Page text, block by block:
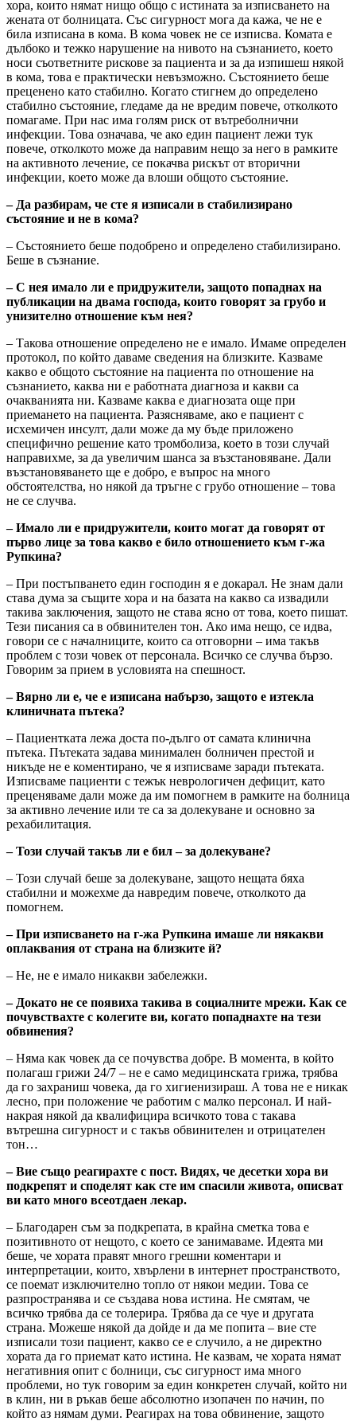
хора, които нямат нищо общо с истината за изписването на
жената от болницата. Със сигурност мога да кажа, че не е
била изписана в кома. В кома човек не се изписва. Комата е
дълбоко и тежко нарушение на нивото на съзнанието, което
носи съответните рискове за пациента и за да изпишеш някой
в кома, това е практически невъзможно. Състоянието беше
преценено като стабилно. Когато стигнем до определено
стабилно състояние, гледаме да не вредим повече, отколкото
помагаме. При нас има голям риск от вътреболнични
инфекции. Това означава, че ако един пациент лежи тук
повече, отколкото може да направим нещо за него в рамките
на активното лечение, се покачва рискът от вторични
инфекции, което може да влоши общото състояние.
– Да разбирам, че сте я изписали в стабилизирано
състояние и не в кома?
– Състоянието беше подобрено и определено стабилизирано.
Беше в съзнание.
– С нея имало ли е придружители, защото попаднах на
публикации на двама господа, които говорят за грубо и
унизително отношение към нея?
– Такова отношение определено не е имало. Имаме определен
протокол, по който даваме сведения на близките. Казваме
какво е общото състояние на пациента по отношение на
съзнанието, каква ни е работната диагноза и какви са
очакванията ни. Казваме каква е диагнозата още при
приемането на пациента. Разясняваме, ако е пациент с
исхемичен инсулт, дали може да му бъде приложено
специфично решение като тромболиза, което в този случай
направихме, за да увеличим шанса за възстановяване. Дали
възстановяването ще е добро, е въпрос на много
обстоятелства, но някой да тръгне с грубо отношение – това
не се случва.
– Имало ли е придружители, които могат да говорят от
първо лице за това какво е било отношението към г-жа
Рупкина?
– При постъпването един господин я е докарал. Не знам дали
става дума за същите хора и на базата на какво са извадили
такива заключения, защото не става ясно от това, което пишат.
Тези писания са в обвинителен тон. Ако има нещо, се идва,
говори се с началниците, които са отговорни – има такъв
проблем с този човек от персонала. Всичко се случва бързо.
Говорим за прием в условията на спешност.
– Вярно ли е, че е изписана набързо, защото е изтекла
клиничната пътека?
– Пациентката лежа доста по-дълго от самата клинична
пътека. Пътеката задава минимален болничен престой и
никъде не е коментирано, че я изписваме заради пътеката.
Изписваме пациенти с тежък неврологичен дефицит, като
преценяваме дали може да им помогнем в рамките на болница
за активно лечение или те са за долекуване и основно за
рехабилитация.
– Този случай такъв ли е бил – за долекуване?
– Този случай беше за долекуване, защото нещата бяха
стабилни и можехме да навредим повече, отколкото да
помогнем.
– При изписването на г-жа Рупкина имаше ли някакви
оплаквания от страна на близките й?
– Не, не е имало никакви забележки.
– Докато не се появиха такива в социалните мрежи. Как се
почувствахте с колегите ви, когато попаднахте на тези
обвинения?
– Няма как човек да се почувства добре. В момента, в който
полагаш грижи 24/7 – не е само медицинската грижа, трябва
да го захраниш човека, да го хигиенизираш. А това не е никак
лесно, при положение че работим с малко персонал. И най-
накрая някой да квалифицира всичкото това с такава
вътрешна сигурност и с такъв обвинителен и отрицателен
тон…
– Вие също реагирахте с пост. Видях, че десетки хора ви
подкрепят и споделят как сте им спасили живота, описват
ви като много всеотдаен лекар.
– Благодарен съм за подкрепата, в крайна сметка това е
позитивното от нещото, с което се занимаваме. Идеята ми
беше, че хората правят много грешни коментари и
интерпретации, които, хвърлени в интернет пространството,
се поемат изключително топло от някои медии. Това се
разпространява и се създава нова истина. Не смятам, че
всичко трябва да се толерира. Трябва да се чуе и другата
страна. Можеше някой да дойде и да ме попита – вие сте
изписали този пациент, какво се е случило, а не директно
хората да го приемат като истина. Не казвам, че хората нямат
негативния опит с болници, със сигурност има много
проблеми, но тук говорим за един конкретен случай, който ни
в клин, ни в ръкав беше абсолютно изопачен по начин, по
който аз нямам думи. Реагирах на това обвинение, защото